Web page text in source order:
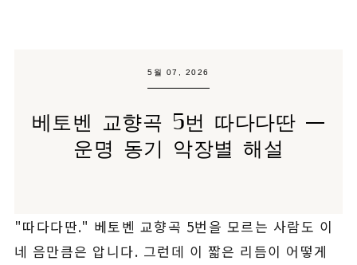
5월 07, 2026
베토벤 교향곡 5번 따다다딴 —
운명 동기 악장별 해설
"따다다딴." 베토벤 교향곡 5번을 모르는 사람도 이
네 음만큼은 압니다. 그런데 이 짧은 리듬이 어떻게